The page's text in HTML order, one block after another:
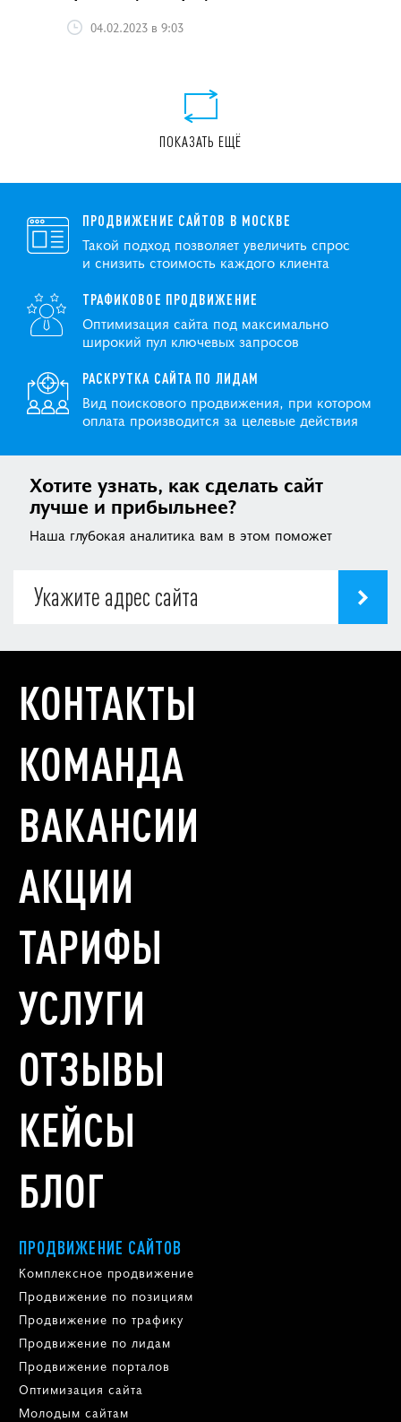
04.02.2023 в 9:03
ПОКАЗАТЬ ЕЩЁ
ПРОДВИЖЕНИЕ САЙТОВ В МОСКВЕ
Такой подход позволяет увеличить спрос
и снизить стоимость каждого клиента
ТРАФИКОВОЕ ПРОДВИЖЕНИЕ
Оптимизация сайта под максимально
широкий пул ключевых запросов
РАСКРУТКА САЙТА ПО ЛИДАМ
Вид поискового продвижения, при котором
оплата производится за целевые действия
Хотите узнать, как сделать сайт
лучше и прибыльнее?
Наша глубокая аналитика вам в этом поможет
КОНТАКТЫ
КОМАНДА
ВАКАНСИИ
АКЦИИ
ТАРИФЫ
УСЛУГИ
ОТЗЫВЫ
КЕЙСЫ
БЛОГ
ПРОДВИЖЕНИЕ САЙТОВ
Комплексное продвижение
Продвижение по позициям
Продвижение по трафику
Продвижение по лидам
Продвижение порталов
Оптимизация сайта
Молодым сайтам